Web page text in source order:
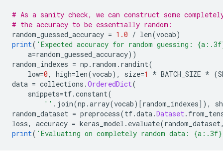
# As a sanity check, we can construct some
# the accuracy to be essentially random:
random_guessed_accuracy = 1.0 / len(vocab)
print( 'Expected accuracy for random guessing:
a=random_guessed_accuracy))
random_indexes = np . random . randint(
low=0, high=len(vocab), size=1 * BATCH_SIZE * (
data = collections .OrderedDict(
snippets=tf.constant(
'' . join(np .array(vocab)[random_indexes]),
random_dataset = preprocess(tf.data.Dataset.
loss, accuracy = keras_model . evaluate(random_dataset
print( 'Evaluating on completely random data: